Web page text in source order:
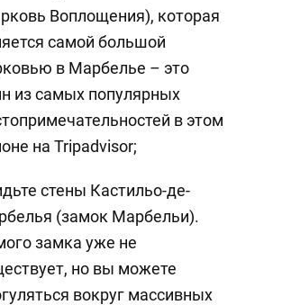
Воплощения), которая
самой большой
в Марбелье – это
из самых популярных
в этом
на Tripadvisor;
стены Кастильо-де-
(замок Марбельи).
замка уже не
но вы можете
вокруг массивных